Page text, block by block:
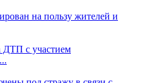
на пользу жителей и
ДТП с участием